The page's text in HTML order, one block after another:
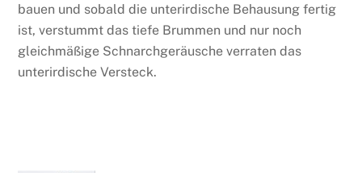
bauen und sobald die unterirdische Behausung fertig
ist, verstummt das tiefe Brummen und nur noch
gleichmäßige Schnarchgeräusche verraten das
unterirdische Versteck.